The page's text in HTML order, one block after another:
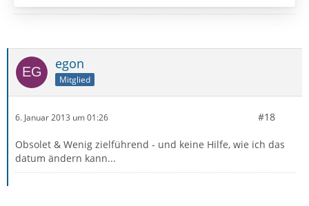
egon
Mitglied
6. Januar 2013 um 01:26 #18
Obsolet & Wenig zielführend - und keine Hilfe, wie ich das
datum ändern kann...